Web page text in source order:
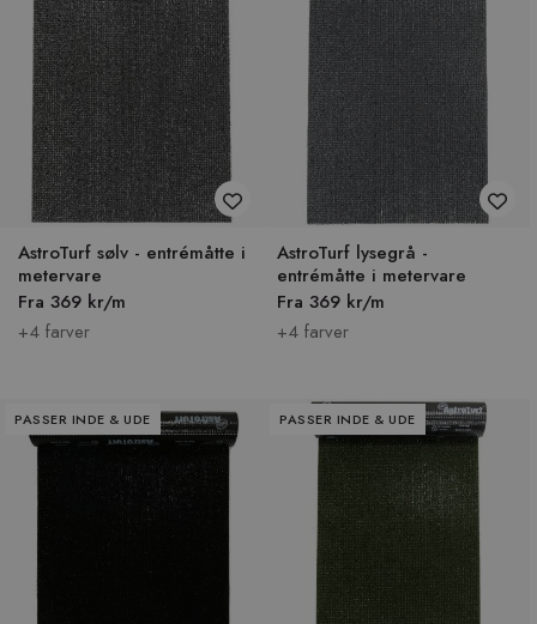
AstroTurf sølv - entrémåtte i
metervare
Fra 369 kr/m
+4 farver
AstroTurf lysegrå -
entrémåtte i metervare
Fra 369 kr/m
+4 farver
PASSER INDE & UDE PASSER INDE & UDE